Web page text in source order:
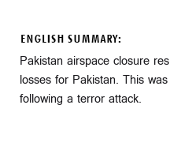
ENGLISH SUMMARY:
Pakistan airspace closure
losses for Pakistan. This
following a terror attack.